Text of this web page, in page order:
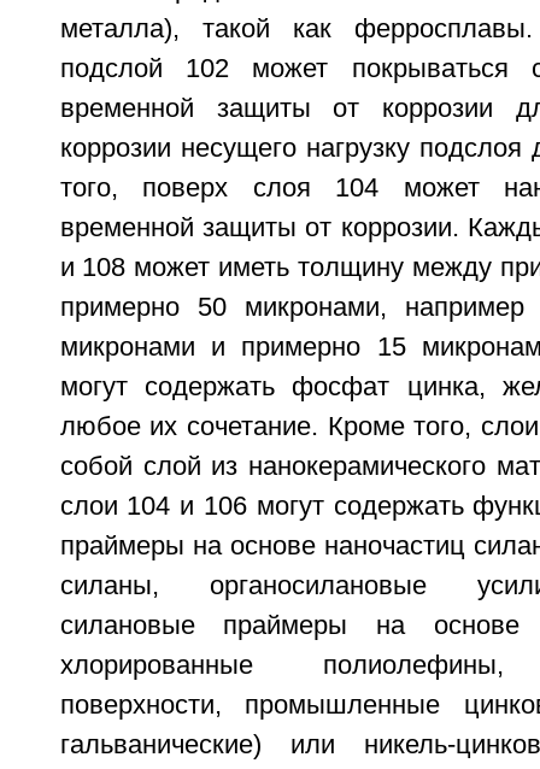
металла), такой как
подслой 102 может
временной защиты от коррозии
коррозии несущего нагрузку
того, поверх слоя 104 может
временной защиты от коррозии.
и 108 может иметь толщину между
примерно 50 микронами,
микронами и примерно 15
могут содержать фосфат цинка,
любое их сочетание. Кроме того,
собой слой из нанокерамического
слои 104 и 106 могут содержать
праймеры на основе наночастиц
силаны, органосилановые
силановые праймеры на основе
хлорированные полиолефины,
поверхности, промышленные
гальванические) или никель-